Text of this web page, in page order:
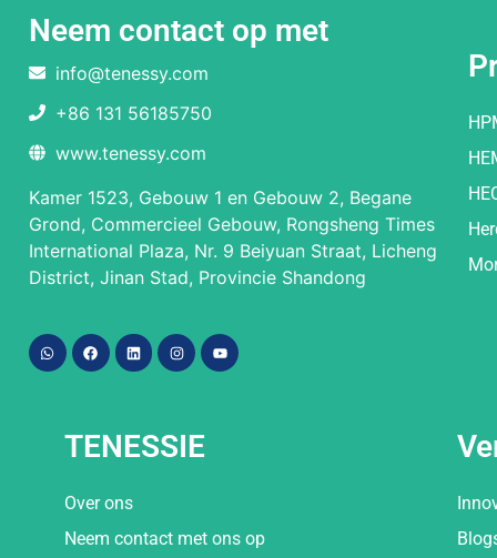
Neem contact op met
info@tenessy.com
+86 131 56185750
www.tenessy.com
Kamer 1523, Gebouw 1 en Gebouw 2, Begane
Grond, Commercieel Gebouw, Rongsheng Times
International Plaza, Nr. 9 Beiyuan Straat, Licheng
District, Jinan Stad, Provincie Shandong
TENESSIE
Over ons
Neem contact met ons op